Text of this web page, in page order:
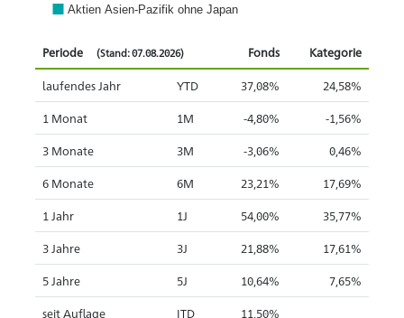
Aktien Asien-Pazifik ohne Japan
Periode (Stand: 07.08.2026) Fonds Kategorie
laufendes Jahr YTD 37,08% 24,58%
1 Monat 1M -4,80% -1,56%
3 Monate 3M -3,06% 0,46%
6 Monate 6M 23,21% 17,69%
1 Jahr 1J 54,00% 35,77%
3 Jahre 3J 21,88% 17,61%
5 Jahre 5J 10,64% 7,65%
seit Auflage ITD 11,50%